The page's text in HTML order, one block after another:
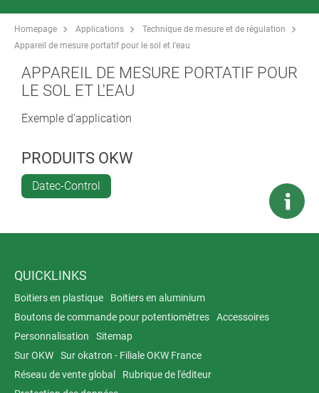
Homepage Applications
Technique de mesure et de régulation
Appareil de mesure portatif pour le sol et l'eau
APPAREIL DE MESURE PORTATIF POUR
LE SOL ET L'EAU
Exemple d'application
PRODUITS OKW
Datec-Control
QUICKLINKS
Boitiers en plastique
Boitiers en aluminium
Boutons de commande pour potentiomètres
Accessoires
Personnalisation
Sitemap
Sur OKW
Sur okatron - Filiale OKW France
Réseau de vente global
Rubrique de l'éditeur